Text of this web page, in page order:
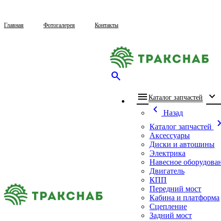
Главная Фотогалерея Контакты
search
menu Каталог запчастей expand_more
chevron_left
Назад
Каталог запчастей
chevron_right
Аксессуары
Диски и автошины
Электрика
Навесное
Двигатель
КПП
Передний мост
Кабина и платформа
Сцепление
Задний мост